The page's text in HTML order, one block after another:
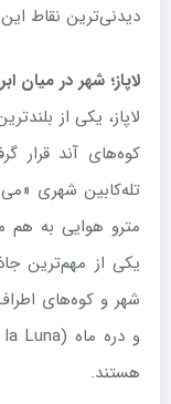
دیدنی‌ترین نقاط
لاپاز؛ شهر در میان
لاپاز، یکی از
کوه‌های آند قرار
تله‌کابین شهری
مترو هوایی به هم
یکی از مهم‌ترین
شهر و کوه‌های
هستند.